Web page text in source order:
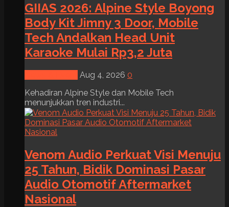
GIIAS 2026: Alpine Style Boyong
Body Kit Jimny 3 Door, Mobile
Tech Andalkan Head Unit
Karaoke Mulai Rp3,2 Juta
Aug 4, 2026 0
Kehadiran Alpine Style dan Mobile Tech
menunjukkan tren industri...
Venom Audio Perkuat Visi Menuju
25 Tahun, Bidik Dominasi Pasar
Audio Otomotif Aftermarket
Nasional